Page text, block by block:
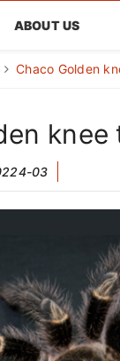
ABOUT US
Chaco Golden
03